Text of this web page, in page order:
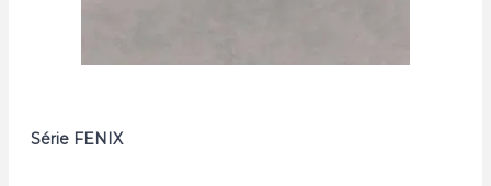
Série FENIX